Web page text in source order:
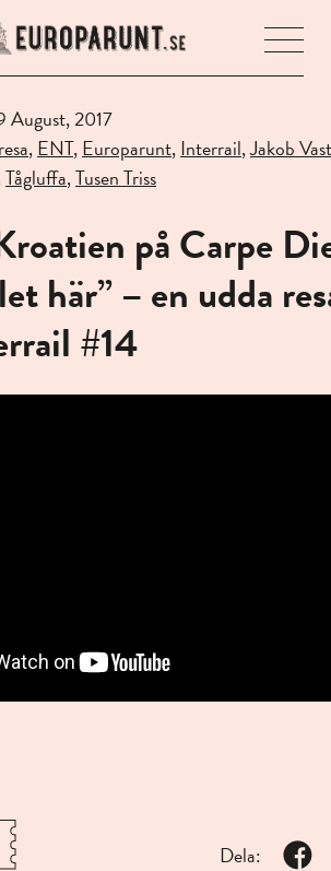
August, 2017
,ENT,Europarunt,Interrail,Jakob
Tågluffa,Tusen Triss
på Carpe
här” – en udda
#14
Dela: